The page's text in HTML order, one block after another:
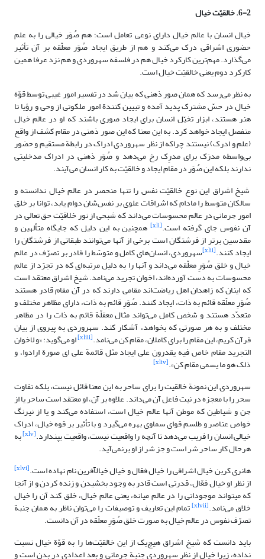
6-2. خالقیّت خیال
خیال انسان با عالم خیال دارای نوعی تعامل است؛ هم صُوَر خیالی را به علم
حضوری اشراقی درک می‌کند و هم از طریق ایجاد صُوَر معلّقه بر آن تأثیر
می‌گذارد. مهم‌ترین کارکرد خیال هم در فلسفه‏ سهروردی و هم نزد عرفا همین
کارکرد دوم یعنی‏ خالقیّت خیال است.
به نظر می‌رسد که همان صور ذهنی که بیان شد در تفسیر امور غیبی توسط قوّة
خیال در حسّ مشترک پدید آمده و تبیین کنندة امور ملکوتی از وحی و رؤیا تا
هنر هستند، ابزار تخیّل انسان برای ایجاد صوری باشند که او در عالم خیال
منفصل ایجاد خواهد کرد. به این معنا که این صور ذهنی در مقام کشف از واقع
(علم و ادرک) نیستند چراکه از نظر سهروردی ادراک در رابطة مستقیم و حضور
بی‌واسطه مدرَک برای مدرِک رخ می‌دهد و صُوَر ذهنی در ادراک مدخلیتی
ندارند بلکه این صُوَر در مقام ایجاد و خالقیّت به کار انسان می‌آیند.
شیخ اشراق این نوع خالقیّت نفس را تنها منحصر در عالم خیال ندانسته و
سالکان متوسط را مادام که اشراقات علوی بر نفس‌شان دوام یابد، توانا بر خلق
امور جرمانی در عالم محسوسات می‌داند که شبحی از نور خلاقیّت حق تعالی در
آن نفوس جای گرفته است.[xli] همچنین به این دلیل که جایگاه متألهین و
مقدسین برتر از فرشتگان است برخی از آنها می‌توانند طبقاتی از فرشتگان را
ایجاد کنند.[xlii] سهروردی، انسان‌های کامل و متوسّط را قادر بر تصرّف در عالم
خیال و خلق صُوَرِ معلّقه می‌داند و آنها را به دلیل مرتبه‌ای که در تجرّد از عالم
محسوسات به دست آورده‌اند، اخوان تجرید می‌نامد. شیخ اشراق معتقد است
که اینان که زاهدان اهل ریاضت‌اند مقامی‌ دارند که در آن مقام قادر هستند
صُوَرِ معلّقه قائم به ذات، ایجاد کنند. صُوَرِ قائم به ذات، دارای مظاهر مختلف و
متعدّد هستند و شخص کامل می‌تواند مثال معقلّة قائم به ذات را در مظاهر
مختلف و به هر صورتی که بخواهد، آشکار کند. سهروردی به پیروی از بیان
قرآن کریم، این مقام را برای کاملان، مقام کن می‌نامد.[xliii] او می‌گوید: «و لاخوان
التجرید مقام‏ خاص فیه یقدرون على ایجاد مثل قائمة على اى صورة ارادوا، و
ذلک هو ما یسمى مقام کن».[xliv]
سهروردی این نمونة خالقیت را برای ساحر به این معنا قائل نیست، بلکه تفاوت
سحر را با معجزه در نیت فاعل آن می‌داند. علاوه بر آن، او معتقد است ساحر یا از
جن و شیاطین که موطن آنها عالم خیال است، استفاده می‌کند و یا از نیرنگ
خواص عناصر و طلسم قوای سماوی بهره می‌گیرد و با تأثیر بر قوه خیال، ادراک
خیالی انسان را فریب می‌دهد تا آنچه را واقعیت نیست، واقعیت بپندارد.[xlv] به
هرحال کار ساحر شر است و جز شر از او برنمی‌آید.
هانری کربن خیال اشراقی را خیال فعّال و خیال خیال‏آفرین‏ نام نهاده است.[xlvi]
از نظر او خیال فعّال، قدرتی است‏ قادر به وجود بخشیدن و زنده کردن‏ و از آنجا
که می‏تواند موجوداتی را در عالم میانه، یعنی عالم خیال، خلق کند آن را خیال
خلاق می‌‏نامد.[xlvii] تمام این تعاریف و توصیفات را می‌توان ناظر به همان جنبة
تصرّف نفوس در عالم خیال به صورت خلق صُوَرِ معلّقه در آن دانست.
باید دانست که شیخ اشراق هیچ‏‌یک از این خالقیّت‌ها را به قوّة خیال‏ نسبت
نداده، زیرا خیال از نظر سهروردی جنبة‏ جرمانی و بعد اعدادی در بدن است و